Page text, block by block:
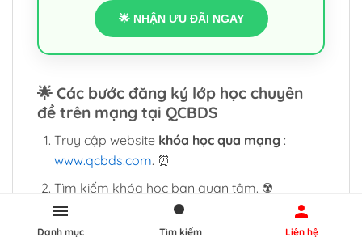
🌟 NHẬN ƯU ĐÃI NGAY
🌟 Các bước đăng ký lớp học chuyên
đề trên mạng tại QCBDS
Truy cập website khóa học qua mạng :
www.qcbds.com. ⏰
Tìm kiếm khóa học bạn quan tâm. ☢️
Nhấn “Đăng ký ngay” và nhập thông tin cần
thiết. 🌈
Danh mục Tìm kiếm Liên hệ